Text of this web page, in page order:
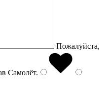
Пожалуйста,
Самолёт.